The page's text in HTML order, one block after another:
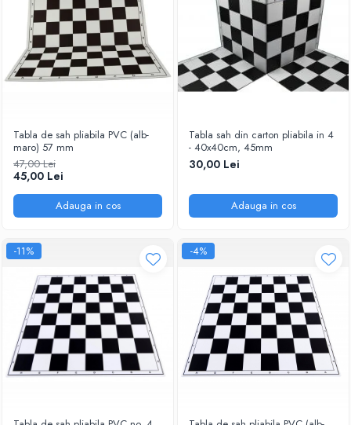
Tabla de sah pliabila PVC (alb-
maro) 57 mm
47,00 Lei
45,00 Lei
Adauga in cos
Tabla sah din carton pliabila in 4
- 40x40cm, 45mm
30,00 Lei
Adauga in cos
-11% -4%